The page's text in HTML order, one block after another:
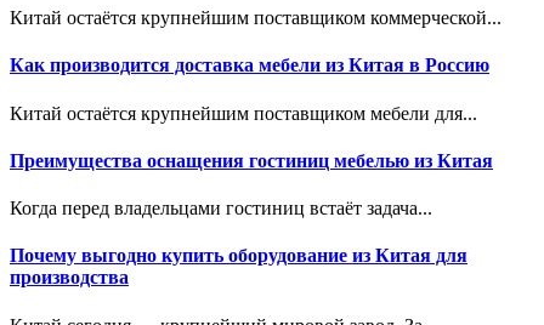
Китай остаётся крупнейшим поставщиком коммерческой...
Как производится доставка мебели из Китая в Россию
Китай остаётся крупнейшим поставщиком мебели для...
Преимущества оснащения гостиниц мебелью из Китая
Когда перед владельцами гостиниц встаёт задача...
Почему выгодно купить оборудование из Китая для
производства